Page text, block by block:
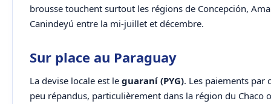
brousse touchent surtout les régions de Concepción,
Canindeyú entre la mi-juillet et décembre.
Sur place au Paraguay
La devise locale est le guaraní (PYG). Les paiements par
peu répandus, particulièrement dans la région du Chaco